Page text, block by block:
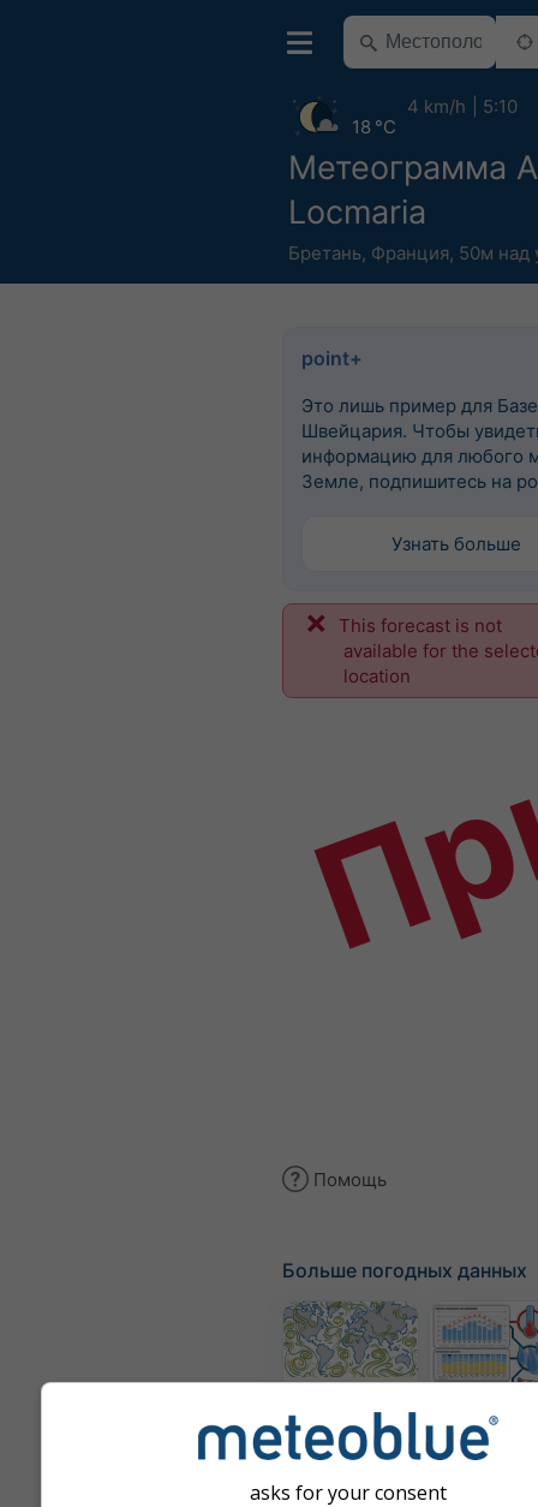
Метеограмма
Locmaria
Бретань, Франция, 50м над
18 °C
4 km/h 5:10
point+
Это лишь пример для
Швейцария. Чтобы
информацию для любого
Земле, подпишитесь на
Узнать больше
This forecast is not
available for the
location
Помощь
Больше погодных данных
asks for your consent